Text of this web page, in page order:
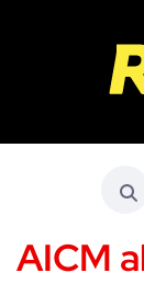
AICM